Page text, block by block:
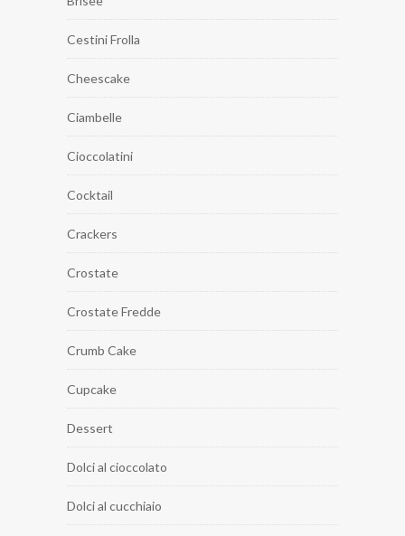
Cestini Frolla
Cheescake
Ciambelle
Cioccolatini
Cocktail
Crackers
Crostate
Crostate Fredde
Crumb Cake
Cupcake
Dessert
Dolci al cioccolato
Dolci al cucchiaio